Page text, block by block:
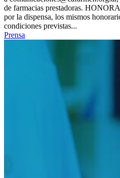
de farmacias prestadoras.
por la dispensa, los mismos
condiciones previstas...
Prensa